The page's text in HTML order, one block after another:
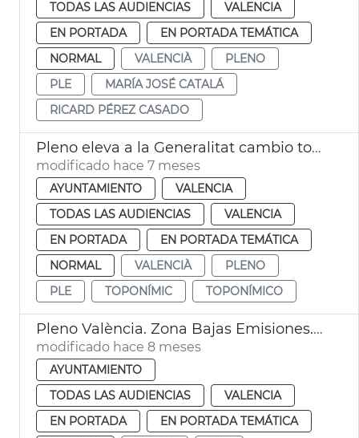
TODAS LAS AUDIENCIAS
VALENCIA
EN PORTADA
EN PORTADA TEMÁTICA
NORMAL
VALENCIÀ
PLENO
PLE
MARÍA JOSÉ CATALÁ
RICARD PÉREZ CASADO
Pleno eleva a la Generalitat cambio topónimo València
modificado hace 7 meses
AYUNTAMIENTO
VALENCIA
TODAS LAS AUDIENCIAS
VALENCIA
EN PORTADA
EN PORTADA TEMÁTICA
NORMAL
VALENCIÀ
PLENO
PLE
TOPONÍMIC TOPONÍMICO
Pleno València. Zona Bajas Emisiones. Tasa de basuras. Precio vivienda.
modificado hace 8 meses
AYUNTAMIENTO
TODAS LAS AUDIENCIAS
VALENCIA
EN PORTADA
EN PORTADA TEMÁTICA